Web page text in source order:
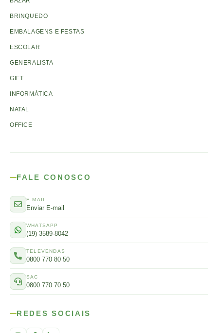
BRINQUEDO
EMBALAGENS E FESTAS
ESCOLAR
GENERALISTA
GIFT
INFORMÁTICA
NATAL
OFFICE
FALE CONOSCO
E-MAIL
Enviar E-mail
WHATSAPP
(19) 3589-8042
TELEVENDAS
0800 770 80 50
SAC
0800 770 70 50
REDES SOCIAIS